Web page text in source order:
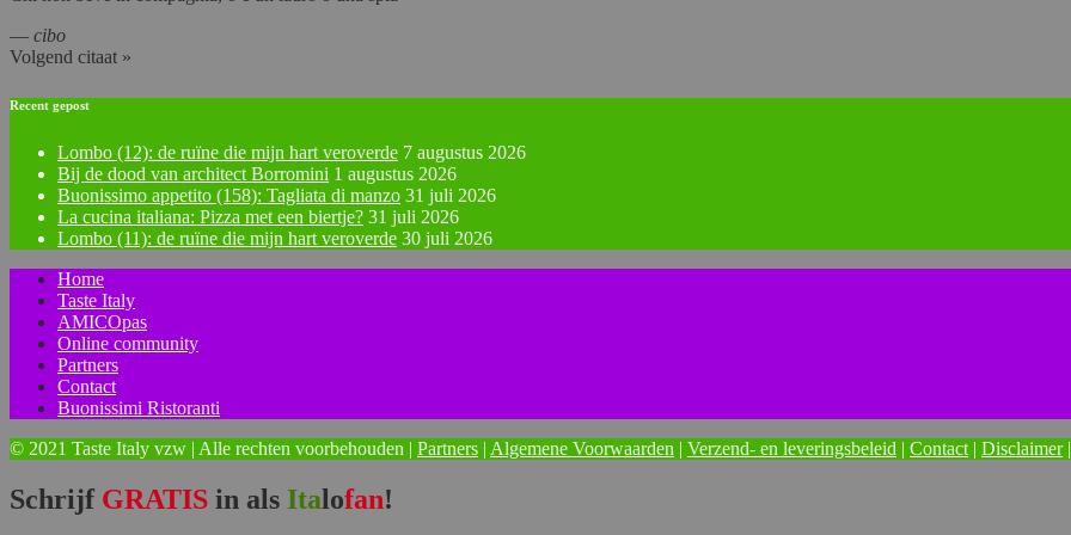
— cibo
Volgend citaat »
Recent gepost
Lombo (12): de ruïne die mijn hart veroverde 7 augustus 2026
Bij de dood van architect Borromini 1 augustus 2026
Buonissimo appetito (158): Tagliata di manzo 31 juli 2026
La cucina italiana: Pizza met een biertje? 31 juli 2026
Lombo (11): de ruïne die mijn hart veroverde 30 juli 2026
Home
Taste Italy
AMICOpas
Online community
Partners
Contact
Buonissimi Ristoranti
© 2021 Taste Italy vzw | Alle rechten voorbehouden | Partners | Algemene Voorwaarden | Verzend- en leveringsbeleid | Contact | Disclaimer|
Schrijf GRATIS in als Italofan!